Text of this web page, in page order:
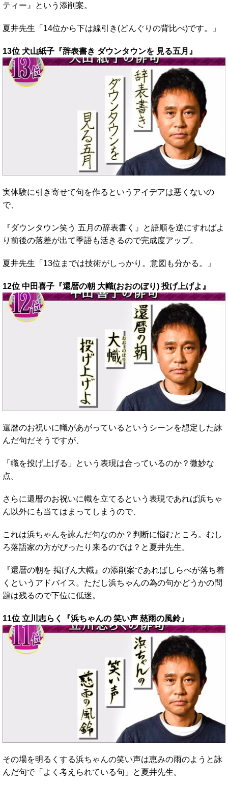
ティー』という添削案。
夏井先生「14位から下は線引き(どんぐりの背比べ)です。」
13位 犬山紙子『辞表書き ダウンタウンを 見る五月』
実体験に引き寄せて句を作るというアイデアは悪くないの
で、
『ダウンタウン笑う 五月の辞表書く』と語順を逆にすればよ
り前後の落差が出て季語も活きるので完成度アップ。
夏井先生「13位までは技術がしっかり。意図も分かる。」
12位 中田喜子『還暦の朝 大幟(おおのぼり) 投げ上げよ』
還暦のお祝いに幟があがっているというシーンを想定した詠
んだ句だそうですが、
「幟を投げ上げる」という表現は合っているのか？微妙な
点。
さらに還暦のお祝いに幟を立てるという表現であれば浜ちゃ
ん以外にも当てはまってしまうので、
これは浜ちゃんを詠んだ句なのか？判断に悩むところ。むし
ろ落語家の方がぴったり来るのでは？と夏井先生。
『還暦の朝を 掲げん大幟』の添削案であればしらべが落ち着
くというアドバイス。ただし浜ちゃんの為の句かどうかの問
題は残るので下位に低迷。
11位 立川志らく『浜ちゃんの 笑い声 慈雨の風鈴』
その場を明るくする浜ちゃんの笑い声は恵みの雨のようと詠
んだ句で「よく考えられている句」と夏井先生。